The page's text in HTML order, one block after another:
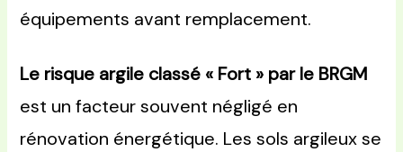
équipements avant remplacement.
Le risque argile classé « Fort » par le BRGM
est un facteur souvent négligé en
rénovation énergétique. Les sols argileux se